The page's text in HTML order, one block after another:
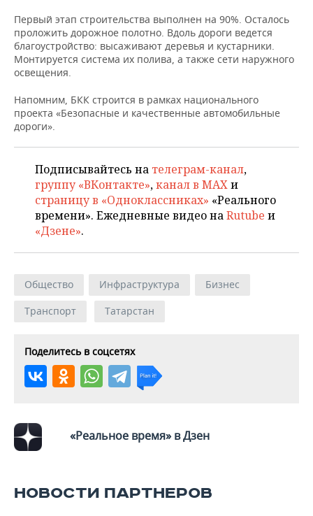
ЭНЕРГЕТИКА
УСЛУГИ
МЕДИА
ТЕЛЕКОММУНИКАЦИИ
ВЫЕЗДНАЯ РЕДАКЦИЯ
БИЗНЕС-БРАНЧИ
ОТКРЫТАЯ ЛЕКЦИЯ
НОВОСТИ СПОРТА
ФУТБОЛ
БАСКЕТБОЛ
КИБЕРСПОРТ
ФИГУРНОЕ КАТАНИЕ
ВОДНЫЕ ВИДЫ СПОРТА
ХОККЕЙ С МЯЧОМ
ОБЩЕСТВО
НОВОСТИ ОБЩЕСТВА
ИНФРАСТРУКТУРА
КУЛЬТУРА
МЕДИЦИНА
ОБРАЗОВАНИЕ
ПРОИСШЕСТВИЯ
ФОТОГАЛЕРЕЯ
СПРАВОЧНИК
СПИСОК КОМПАНИЙ
Первый этап строительства выполнен на 90%. Осталось
проложить дорожное полотно. Вдоль дороги ведется
благоустройство: высаживают деревья и кустарники.
Монтируется система их полива, а также сети наружного
освещения.
Напомним, БКК строится в рамках национального
проекта «Безопасные и качественные автомобильные
дороги».
Подписывайтесь на телеграм-канал,
группу «ВКонтакте»,канал в MAXи
страницу в «Одноклассниках» «Реального
времени». Ежедневные видео наRutube и
«Дзене».
Общество Инфраструктура
Бизнес
Транспорт
Татарстан
Поделитесь в соцсетях
«Реальное время» в Дзен
НОВОСТИ ПАРТНЕРОВ